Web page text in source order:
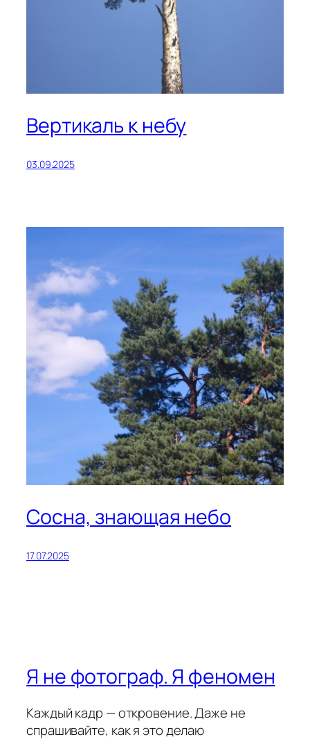
Вертикаль к небу
03.09.2025
Сосна, знающая небо
17.07.2025
Я не фотограф. Я феномен
Каждый кадр — откровение. Даже не
спрашивайте, как я это делаю